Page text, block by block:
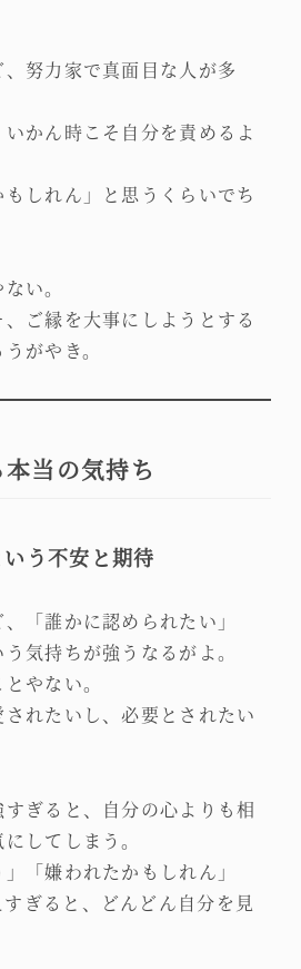
努力家で真面目な人が多
かん時こそ自分を責めるよ
もしれん」と思うくらいでち
い。
ご縁を大事にしようとする
がやき。
当の気持ち
いう不安と期待
「誰かに認められたい」
気持ちが強うなるがよ。
やない。
れたいし、必要とされたい
ぎると、自分の心よりも相
してしまう。
「嫌われたかもしれん」
ぎると、どんどん自分を見